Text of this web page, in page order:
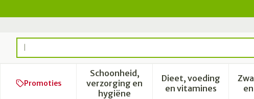
Product, merk, categorie...
Promoties
Schoonheid,
verzorging en
hygiëne
Toon submenu voor Schoonheid,
Dieet, voeding
en vitaminesToon submenu